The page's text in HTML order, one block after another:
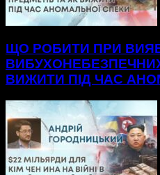
ЩО РОБИТИ ПРИ
ВИЖИТИ ПІД ЧАС